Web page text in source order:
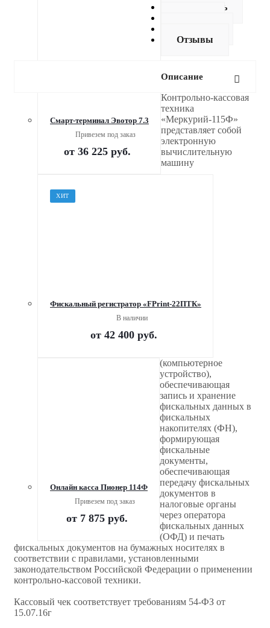
Смарт-терминал Эвотор 7.3
Привезем под заказ
от 36 225 руб.
ХИТ
Фискальный регистратор «FPrint-22ПТК»
В наличии
от 42 400 руб.
Онлайн касса Пионер 114Ф
Привезем под заказ
от 7 875 руб.
Как купить
Отзывы
Описание
Контрольно-кассовая
техника
«Меркурий-115Ф»
представляет собой
электронную
вычислительную
машину
(компьютерное
устройство),
обеспечивающая
запись и хранение
фискальных данных в
фискальных
накопителях (ФН),
формирующая
фискальные
документы,
обеспечивающая
передачу фискальных
документов в
налоговые органы
через оператора
фискальных данных
(ОФД) и печать
фискальных документов на бумажных носителях в
соответствии с правилами, установленными
законодательством Российской Федерации о применении
контрольно-кассовой техники.
Кассовый чек соответствует требованиям 54-ФЗ от
15.07.16г